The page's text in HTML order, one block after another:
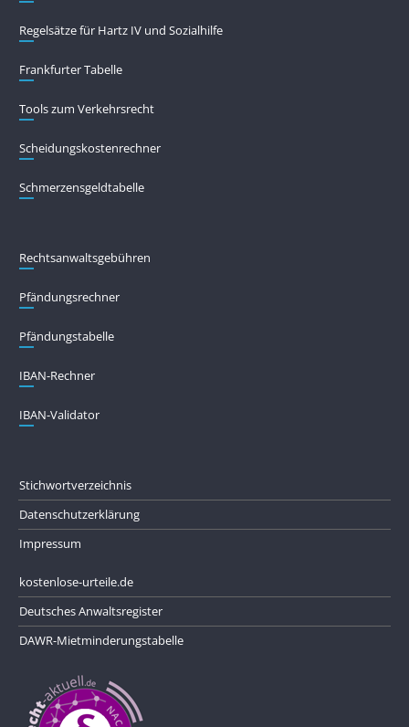
Regelsätze für Hartz IV und Sozialhilfe
Frankfurter Tabelle
Tools zum Verkehrsrecht
Scheidungskostenrechner
Schmerzensgeldtabelle
Rechtsanwaltsgebühren
Pfändungs­rechner
Pfändungs­tabelle
IBAN-Rechner
IBAN-Validator
Stichwortverzeichnis
Datenschutzerklärung
Impressum
kostenlose-urteile.de
Deutsches Anwaltsregister
DAWR-Mietminderungstabelle